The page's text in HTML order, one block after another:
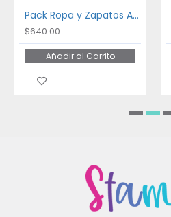
Pack Ropa y Zapatos Astronaut
$640.00
Añadir al Carrito